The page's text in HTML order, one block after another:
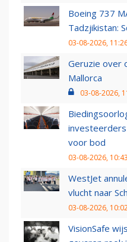
Boeing 737
Tadzjikistan:
03-08-2026,
Geruzie over
Mallorca
03-08-2026,
voor bod
03-08-2026, 10:43
WestJet
vlucht naar
03-08-2026,
VisionSafe